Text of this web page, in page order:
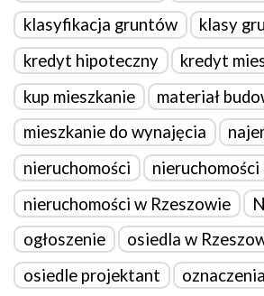
klasyfikacja gruntów
klasy
kredyt hipoteczny
kredyt
kup mieszkanie
materiał
mieszkanie do wynajęcia
nieruchomości
nieruchomości w Rzeszowie
ogłoszenie
osiedla w
osiedle projektant